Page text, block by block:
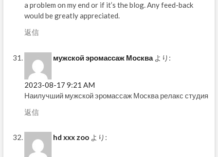
a problem on my end or if it’s the blog. Any feed-back
would be greatly appreciated.
返信
мужской эромассаж Москва より:
2023-08-17 9:21 AM
Наилучший мужской эромассаж Москва релакс студия
返信
hd xxx zoo より: